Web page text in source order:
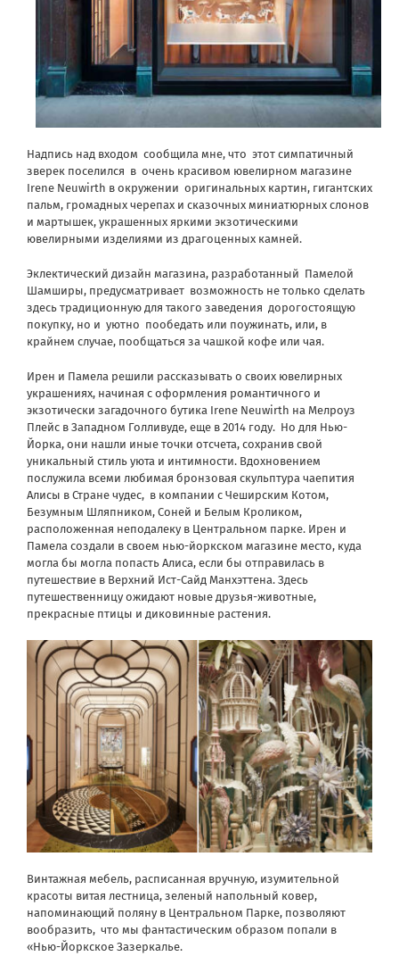
Надпись над входом сообщила мне, что этот симпатичный
зверек поселился в очень красивом ювелирном магазине
Irene Neuwirth в окружении оригинальных картин, гигантских
пальм, громадных черепах и сказочных миниатюрных слонов
и мартышек, украшенных яркими экзотическими
ювелирными изделиями из драгоценных камней.
Эклектический дизайн магазина, разработанный Памелой
Шамширы, предусматривает возможность не только сделать
здесь традиционную для такого заведения дорогостоящую
покупку, но и уютно пообедать или поужинать, или, в
крайнем случае, пообщаться за чашкой кофе или чая.
Ирен и Памела решили рассказывать о своих ювелирных
украшениях, начиная с оформления романтичного и
экзотически загадочного бутика Irene Neuwirth на Мелроуз
Плейс в Западном Голливуде, еще в 2014 году. Но для Нью-
Йорка, они нашли иные точки отсчета, сохранив свой
уникальный стиль уюта и интимности. Вдохновением
послужила всеми любимая бронзовая скульптура чаепития
Алисы в Стране чудес, в компании с Чеширским Котом,
Безумным Шляпником, Соней и Белым Кроликом,
расположенная неподалеку в Центральном парке. Ирен и
Памела создали в своем нью-йоркском магазине место, куда
могла бы могла попасть Алиса, если бы отправилась в
путешествие в Верхний Ист-Сайд Манхэттена. Здесь
путешественницу ожидают новые друзья-животные,
прекрасные птицы и диковинные растения.
Винтажная мебель, расписанная вручную, изумительной
красоты витая лестница, зеленый напольный ковер,
напоминающий поляну в Центральном Парке, позволяют
вообразить, что мы фантастическим образом попали в
«Нью-Йоркское Зазеркалье.